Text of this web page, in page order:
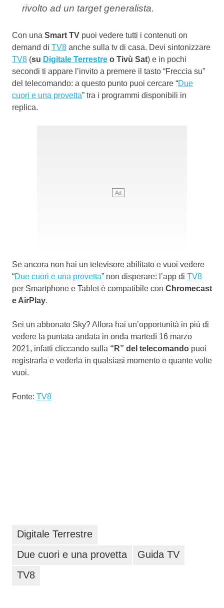
rivolto ad un target generalista.
Con una Smart TV puoi vedere tutti i contenuti on
demand di TV8 anche sulla tv di casa. Devi sintonizzare
TV8 (su Digitale Terrestre o Tivù Sat) e in pochi
secondi ti appare l’invito a premere il tasto “Freccia su”
del telecomando: a questo punto puoi cercare “Due
cuori e una provetta” tra i programmi disponibili in
replica.
Se ancora non hai un televisore abilitato e vuoi vedere
“Due cuori e una provetta” non disperare: l’app di TV8
per Smartphone e Tablet è compatibile con Chromecast
e AirPlay.
Sei un abbonato Sky? Allora hai un’opportunità in più di
vedere la puntata andata in onda martedì 16 marzo
2021, infatti cliccando sulla “R” del telecomando puoi
registrarla e vederla in qualsiasi momento e quante volte
vuoi.
Fonte: TV8
Digitale Terrestre
Due cuori e una provetta
Guida TV
TV8